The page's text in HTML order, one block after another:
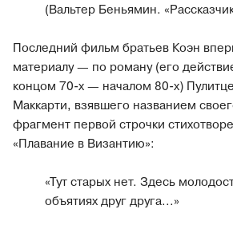
(Вальтер Беньямин.
Последний фильм братьев Коэн
материалу — по роману (его
концом 70-х — началом 80-х)
Маккарти, взявшего названием
фрагмент первой строчки
«Плавание в Византию»:
«Тут старых нет. Здесь
объятиях друг друга...»